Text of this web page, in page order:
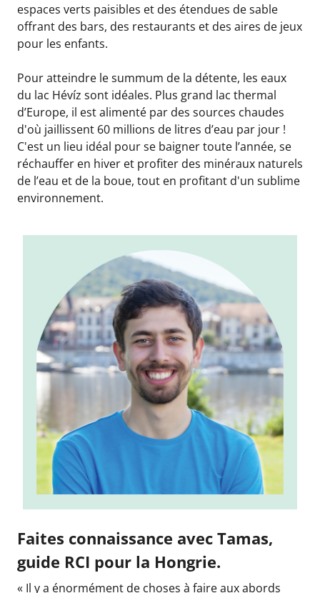
espaces verts paisibles et des étendues de sable
offrant des bars, des restaurants et des aires de jeux
pour les enfants.
Pour atteindre le summum de la détente, les eaux
du lac Hévíz sont idéales. Plus grand lac thermal
d’Europe, il est alimenté par des sources chaudes
d'où jaillissent 60 millions de litres d’eau par jour !
C'est un lieu idéal pour se baigner toute l’année, se
réchauffer en hiver et profiter des minéraux naturels
de l’eau et de la boue, tout en profitant d'un sublime
environnement.
Faites connaissance avec Tamas,
guide RCI pour la Hongrie.
« Il y a énormément de choses à faire aux abords